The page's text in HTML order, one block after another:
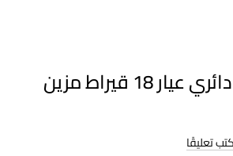
خاتم توينز ذهب دائري عيار 18 قيراط مزين
تعليقًا